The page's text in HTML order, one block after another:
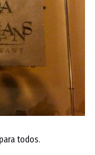
todos.